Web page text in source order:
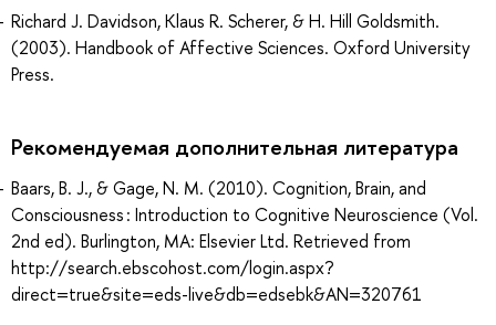
Richard J. Davidson, Klaus R. Scherer, & H. Hill Goldsmith.
(2003). Handbook of Affective Sciences. Oxford University
Press.
Рекомендуемая дополнительная литература
Baars, B. J., & Gage, N. M. (2010). Cognition, Brain, and
Consciousness : Introduction to Cognitive Neuroscience (Vol.
2nd ed). Burlington, MA: Elsevier Ltd. Retrieved from
http://search.ebscohost.com/login.aspx?
direct=true&site=eds-live&db=edsebk&AN=320761